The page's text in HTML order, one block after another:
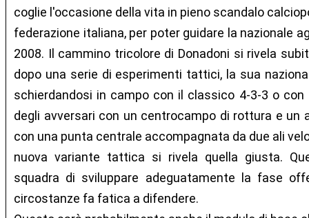
coglie l'occasione della vita in pieno scandalo
federazione italiana, per poter guidare la nazionale
2008. Il cammino tricolore di Donadoni si rivela
dopo una serie di esperimenti tattici, la sua
schierdandosi in campo con il classico 4-3-3 o
degli avversari con un centrocampo di rottura e
con una punta centrale accompagnata da due ali
nuova variante tattica si rivela quella giusta.
squadra di sviluppare adeguatamente la fase
circostanze fa fatica a difendere.